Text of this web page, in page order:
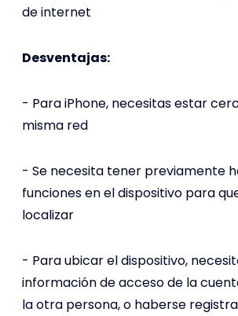
de internet
Desventajas:
- Para iPhone, necesitas estar
misma red
- Se necesita tener previamente
funciones en el dispositivo para
localizar
- Para ubicar el dispositivo,
información de acceso de la
la otra persona, o haberse